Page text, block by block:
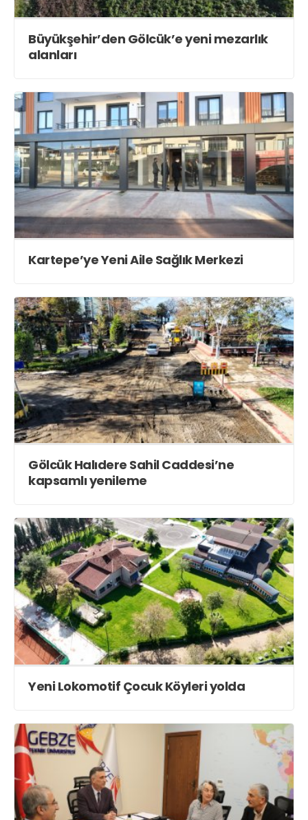
Büyükşehir’den Gölcük’e yeni mezarlık
alanları
Kartepe’ye Yeni Aile Sağlık Merkezi
Gölcük Halıdere Sahil Caddesi’ne
kapsamlı yenileme
Yeni Lokomotif Çocuk Köyleri yolda